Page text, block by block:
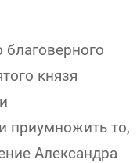
князя
приумножить то,
Александра